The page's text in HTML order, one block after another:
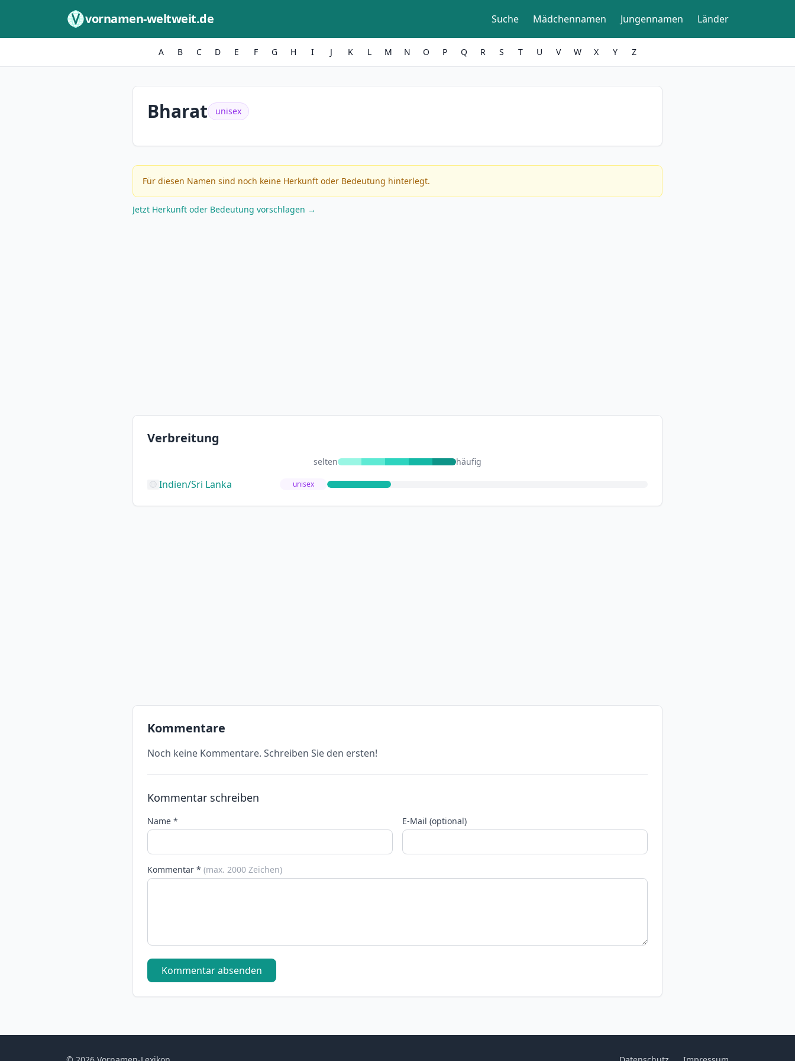
vornamen-weltweit.de Suche Mädchennamen Jungennamen Länder
A B C D E F G H I J K L M N O P Q R S T U V W X Y Z
Bharat unisex
Für diesen Namen sind noch keine Herkunft oder Bedeutung hinterlegt.
Jetzt Herkunft oder Bedeutung vorschlagen →
Verbreitung
selten häufig
Indien/Sri Lanka unisex
Kommentare
Noch keine Kommentare. Schreiben Sie den ersten!
Kommentar schreiben
Name * E-Mail (optional)
Kommentar * (max. 2000 Zeichen)
Kommentar absenden